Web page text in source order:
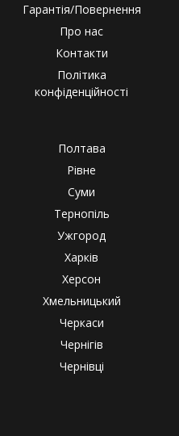
Гарантія/Повернення
Про нас
Контакти
Політика
конфіденційності
Полтава
Рівне
Суми
Тернопіль
Ужгород
Харків
Херсон
Хмельницький
Черкаси
Чернігів
Чернівці